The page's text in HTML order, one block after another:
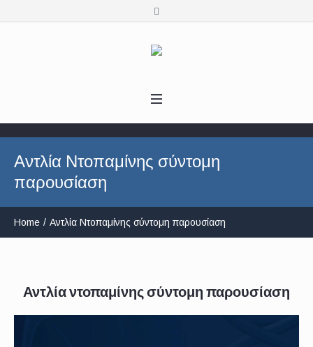
Αντλία Ντοπαμίνης σύντομη
παρουσίαση
Home / Αντλία Ντοπαμίνης σύντομη παρουσίαση
Αντλία ντοπαμίνης σύντομη παρουσίαση